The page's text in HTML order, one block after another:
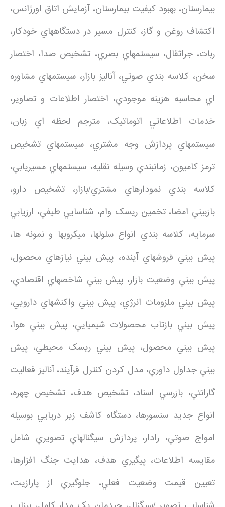
بيمارستان، بهبود کيفيت بيمارستان، آزمايش اتاق اورژانس،
اکتشاف روغن و گاز، کنترل مسير در دستگاههاي خودکار،
ربات، جراثقال، سيستمهاي بصري، تشخيص صدا، اختصار
سخن، کلاسه بندي صوتي، آناليز بازار، سيستمهاي مشاوره
اي محاسبه هزينه موجودي، اختصار اطلاعات و تصاوير،
خدمات اطلاعاتي اتوماتيک، مترجم لحظه اي زبان،
سيستمهاي پردازش وجه مشتري، سيستمهاي تشخيص
ترمز کاميون، زمانبندي وسيله نقليه، سيستمهاي مسيريابي،
کلاسه بندي نمودارهاي مشتري/بازار، تشخيص دارو،
بازبيني امضا، تخمين ريسک وام، شناسايي طيفي، ارزيابي
سرمايه، کلاسه بندي انواع سلولها، ميکروبها و نمونه ها،
پيش بيني فروشهاي آينده، پيش بيني نيازهاي محصول،
پيش بيني وضعيت بازار، پيش بيني شاخصهاي اقتصادي،
پيش بيني ملزومات انرژي، پيش بيني واکنشهاي دارويي،
پيش بيني بازتاب محصولات شيميايي، پيش بيني هوا،
پيش بيني محصول، پيش بيني ريسک محيطي، پيش
بيني جداول داوري، مدل کردن کنترل فرآيند، آناليز فعاليت
گارانتي، بازرسي اسناد، تشخيص هدف، تشخيص چهره،
انواع جديد سنسورها، دستگاه کاشف زير دريايي بوسيله
امواج صوتي، رادار، پردازش سيگنالهاي تصويري شامل
مقايسه اطلاعات، پيگيري هدف، هدايت جنگ افزارها،
تعيين قيمت وضعيت فعلي، جلوگيري از پارازيت،